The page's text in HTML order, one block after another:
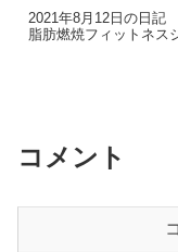
2021年8月12日の日記
脂肪燃焼フィットネス
コメント